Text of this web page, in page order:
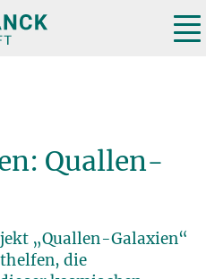
Quallen-
„Quallen-Galaxien“
die